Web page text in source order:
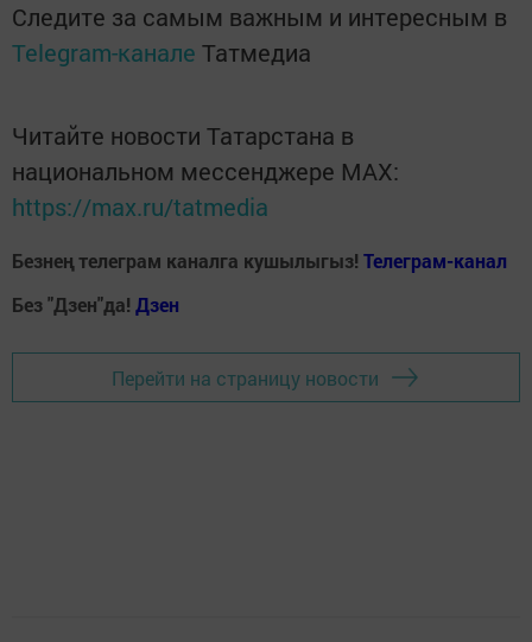
Следите за самым важным и интересным в
Telegram-канале Татмедиа
Читайте новости Татарстана в
национальном мессенджере MАХ:
https://max.ru/tatmedia
Безнең телеграм каналга кушылыгыз! Телеграм-канал
Без "Дзен"да! Дзен
Перейти на страницу новости